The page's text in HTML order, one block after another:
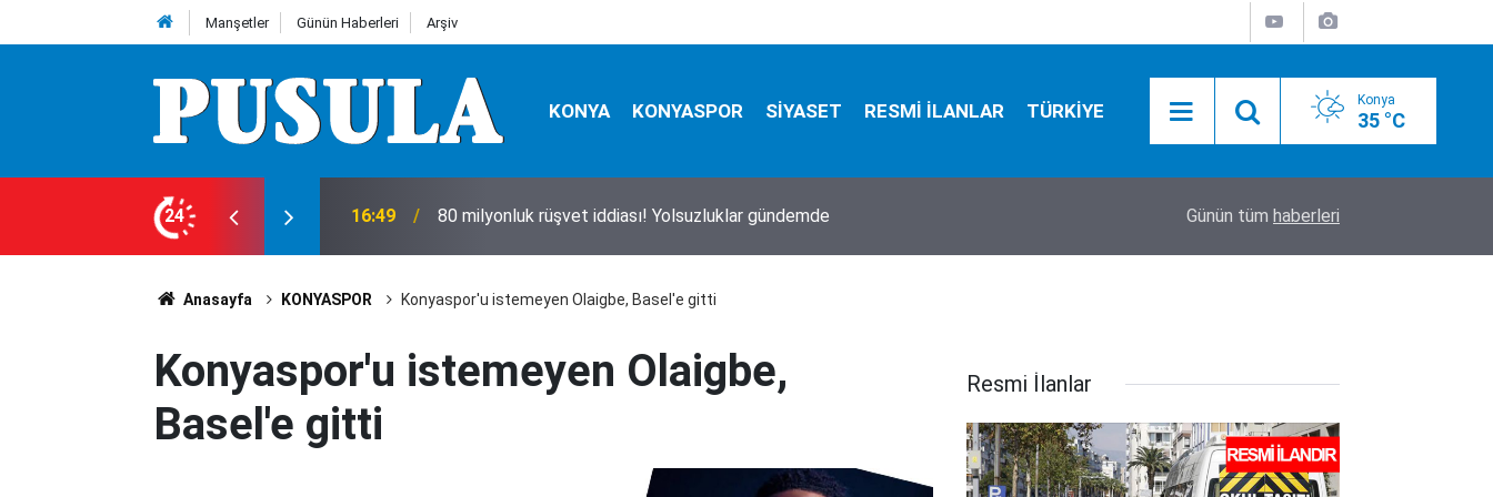
Manşetler Günün Haberleri Arşiv
KONYA KONYASPOR SİYASET RESMİ İLANLAR TÜRKİYE Konya
35 °C
24 16:49 80 milyonluk rüşvet iddiası! Yolsuzluklar gündemde Konya’da tramvay güzergahı değişiyor! O
Günün tüm haberleri
Anasayfa KONYASPOR Konyaspor'u istemeyen Olaigbe, Basel'e gitti
Konyaspor'u istemeyen Olaigbe,
Basel'e gitti
Resmi İlanlar